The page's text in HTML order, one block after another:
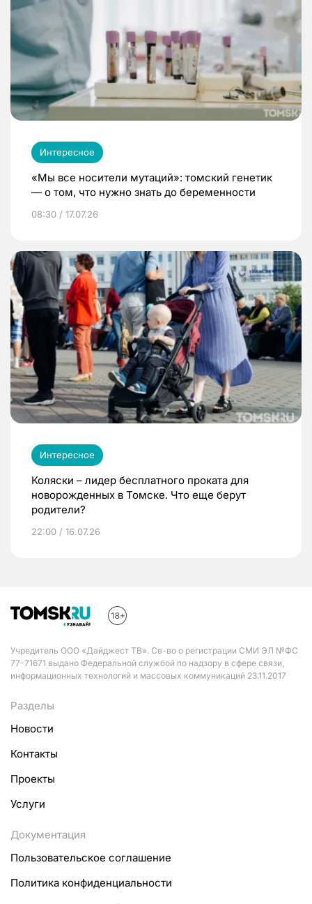
Интересное
«Мы все носители мутаций»: томский генетик
— о том, что нужно знать до беременности
08:30 / 17.07.26
Интересное
Коляски – лидер бесплатного проката для
новорожденных в Томске. Что еще берут
родители?
22:00 / 16.07.26
Учредитель ООО «Дайджест ТВ». Св-во о регистрации СМИ ЭЛ №ФС
77-71671 выдано Федеральной службой по надзору в сфере связи,
информационных технологий и массовых коммуникаций 23.11.2017
Разделы
Новости
Контакты
Проекты
Услуги
Документация
Пользовательское соглашение
Политика конфиденциальности